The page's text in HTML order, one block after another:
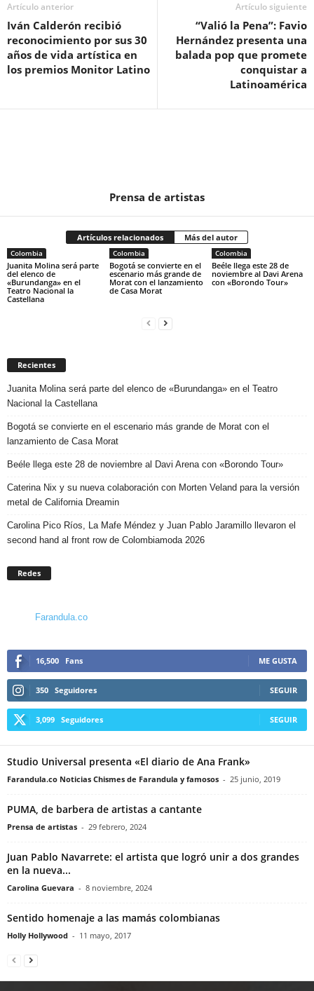
Artículo anterior
Iván Calderón recibió
reconocimiento por sus 30
años de vida artística en
los premios Monitor Latino
Artículo siguiente
“Valió la Pena”: Favio
Hernández presenta una
balada pop que promete
conquistar a
Latinoamérica
Prensa de artistas
Artículos relacionados Más del autor
Colombia
Juanita Molina será parte
del elenco de
«Burundanga» en el
Teatro Nacional la
Castellana
Colombia
Bogotá se convierte en el
escenario más grande de
Morat con el lanzamiento
de Casa Morat
Colombia
Beéle llega este 28 de
noviembre al Davi Arena
con «Borondo Tour»
Recientes
Juanita Molina será parte del elenco de «Burundanga» en el Teatro
Nacional la Castellana
Bogotá se convierte en el escenario más grande de Morat con el
lanzamiento de Casa Morat
Beéle llega este 28 de noviembre al Davi Arena con «Borondo Tour»
Caterina Nix y su nueva colaboración con Morten Veland para la versión
metal de California Dreamin
Carolina Pico Ríos, La Mafe Méndez y Juan Pablo Jaramillo llevaron el
second hand al front row de Colombiamoda 2026
Redes
Farandula.co
16,500 Fans ME GUSTA
350 Seguidores SEGUIR
3,099 Seguidores SEGUIR
Studio Universal presenta «El diario de Ana Frank»
Farandula.co Noticias Chismes de Farandula y famosos - 25 junio, 2019
PUMA, de barbera de artistas a cantante
Prensa de artistas - 29 febrero, 2024
Juan Pablo Navarrete: el artista que logró unir a dos grandes
en la nueva...
Carolina Guevara - 8 noviembre, 2024
Sentido homenaje a las mamás colombianas
Holly Hollywood - 11 mayo, 2017